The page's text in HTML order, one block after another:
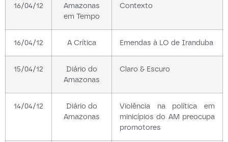
16/04/12
Amazonas
em Tempo
Contexto
16/04/12 A Crítica Emendas à LO de Iranduba
15/04/12
Diário do
Amazonas
Claro & Escuro
14/04/12
Diário do
Amazonas
Violência na política em
minicípios do AM preocupa
promotores